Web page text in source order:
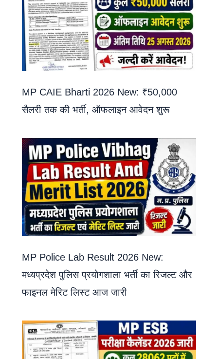
MP CAIE Bharti 2026 New: ₹50,000
सैलरी तक की भर्ती, ऑफलाइन आवेदन शुरू
MP Police Lab Result 2026 New:
मध्यप्रदेश पुलिस प्रयोगशाला भर्ती का रिजल्ट और
फाइनल मेरिट लिस्ट आज जारी